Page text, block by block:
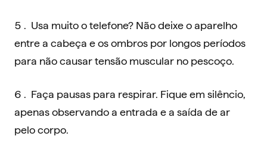
Usa muito o telefone? Não deixe o aparelho
entre a cabeça e os ombros por longos períodos
para não causar tensão muscular no pescoço.
Faça pausas para respirar. Fique em silêncio,
apenas observando a entrada e a saída de ar
pelo corpo.